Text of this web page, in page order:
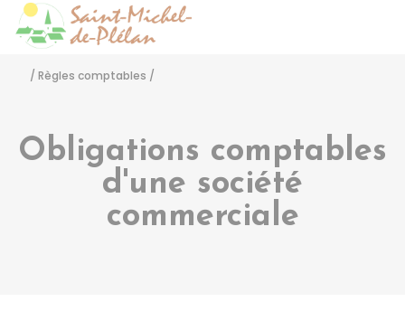
/ Règles comptables /
Obligations comptables
d'une société
commerciale